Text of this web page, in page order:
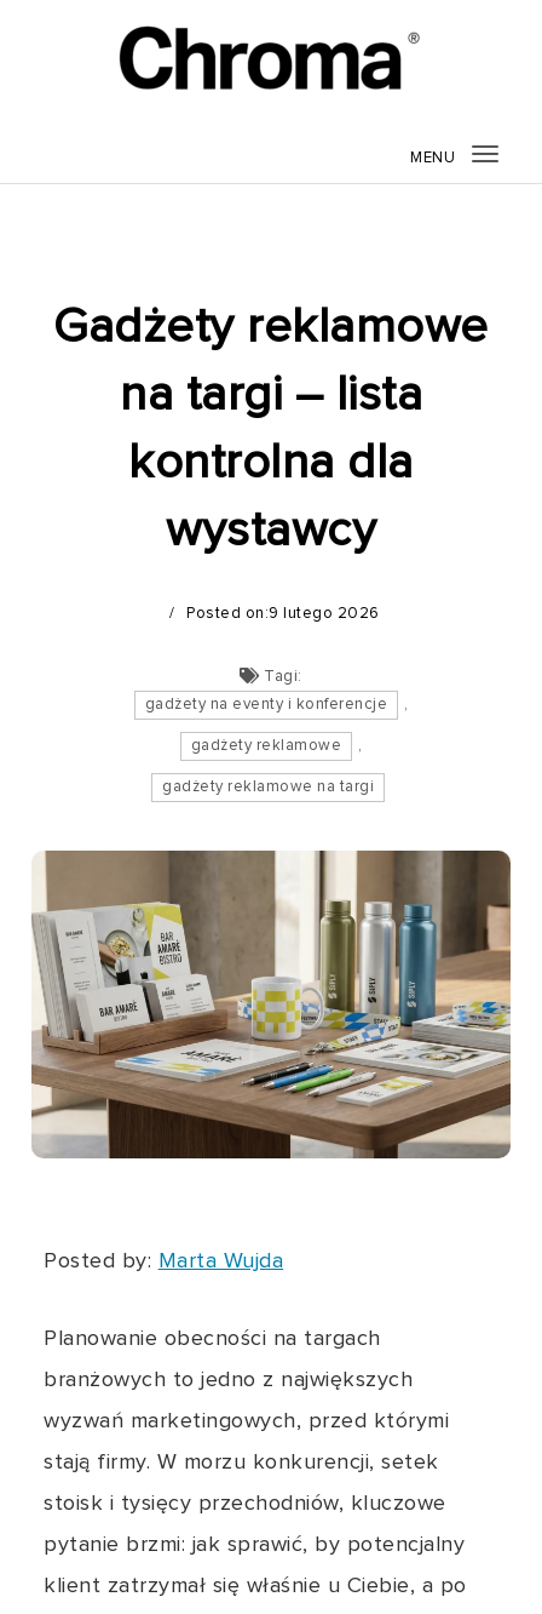
MENU
Gadżety reklamowe
na targi – lista
kontrolna dla
wystawcy
Posted on:9 lutego 2026
Tagi:
gadżety na eventy i konferencje
,
gadżety reklamowe ,
gadżety reklamowe na targi
Posted by: Marta Wujda
Planowanie obecności na targach
branżowych to jedno z największych
wyzwań marketingowych, przed którymi
stają firmy. W morzu konkurencji, setek
stoisk i tysięcy przechodniów, kluczowe
pytanie brzmi: jak sprawić, by potencjalny
klient zatrzymał się właśnie u Ciebie, a po